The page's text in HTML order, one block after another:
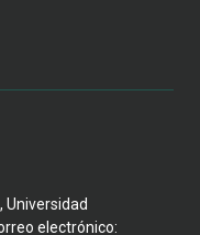
Universidad
electrónico: